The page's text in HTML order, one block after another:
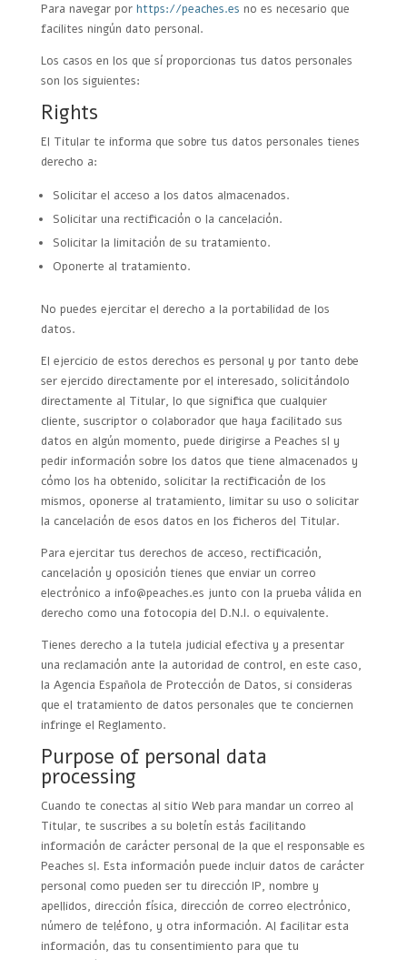
Para navegar por https://peaches.es no es necesario que
facilites ningún dato personal.
Los casos en los que sí proporcionas tus datos personales
son los siguientes:
Rights
El Titular te informa que sobre tus datos personales tienes
derecho a:
Solicitar el acceso a los datos almacenados.
Solicitar una rectificación o la cancelación.
Solicitar la limitación de su tratamiento.
Oponerte al tratamiento.
No puedes ejercitar el derecho a la portabilidad de los
datos.
El ejercicio de estos derechos es personal y por tanto debe
ser ejercido directamente por el interesado, solicitándolo
directamente al Titular, lo que significa que cualquier
cliente, suscriptor o colaborador que haya facilitado sus
datos en algún momento, puede dirigirse a Peaches sl y
pedir información sobre los datos que tiene almacenados y
cómo los ha obtenido, solicitar la rectificación de los
mismos, oponerse al tratamiento, limitar su uso o solicitar
la cancelación de esos datos en los ficheros del Titular.
Para ejercitar tus derechos de acceso, rectificación,
cancelación y oposición tienes que enviar un correo
electrónico a info@peaches.es junto con la prueba válida en
derecho como una fotocopia del D.N.I. o equivalente.
Tienes derecho a la tutela judicial efectiva y a presentar
una reclamación ante la autoridad de control, en este caso,
la Agencia Española de Protección de Datos, si consideras
que el tratamiento de datos personales que te conciernen
infringe el Reglamento.
Purpose of personal data
processing
Cuando te conectas al sitio Web para mandar un correo al
Titular, te suscribes a su boletín estás facilitando
información de carácter personal de la que el responsable es
Peaches sl. Esta información puede incluir datos de carácter
personal como pueden ser tu dirección IP, nombre y
apellidos, dirección física, dirección de correo electrónico,
número de teléfono, y otra información. Al facilitar esta
información, das tu consentimiento para que tu